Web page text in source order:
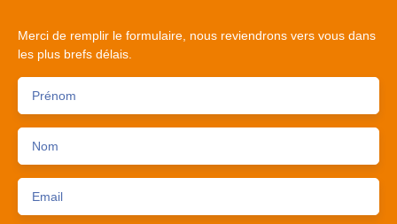
Merci de remplir le formulaire, nous reviendrons vers vous dans
les plus brefs délais.
Prénom
Nom
Email